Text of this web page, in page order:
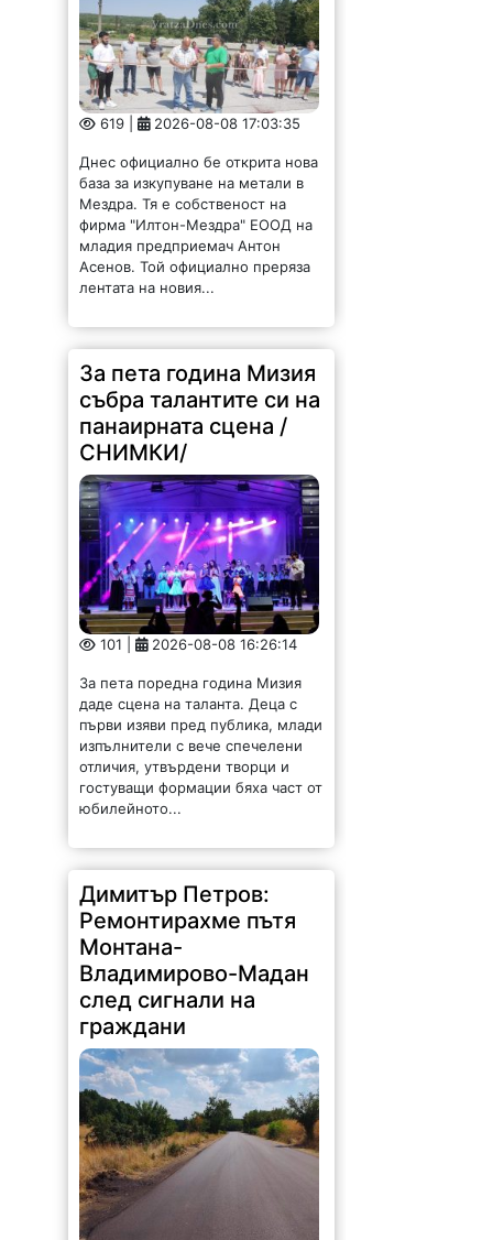
619 | 2026-08-08 17:03:35
Днес официално бе открита нова
база за изкупуване на метали в
Мездра. Тя е собственост на
фирма "Илтон-Мездра" ЕООД на
младия предприемач Антон
Асенов. Той официално преряза
лентата на новия...
За пета година Мизия
събра талантите си на
панаирната сцена /
СНИМКИ/
101 | 2026-08-08 16:26:14
За пета поредна година Мизия
даде сцена на таланта. Деца с
първи изяви пред публика, млади
изпълнители с вече спечелени
отличия, утвърдени творци и
гостуващи формации бяха част от
юбилейното...
Димитър Петров:
Ремонтирахме пътя
Монтана-
Владимирово-Мадан
след сигнали на
граждани